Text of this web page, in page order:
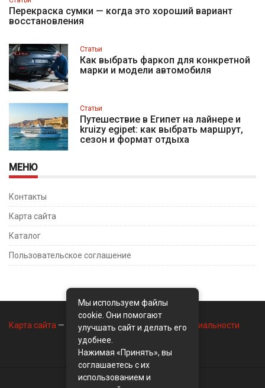
Перекраска сумки — когда это хороший вариант
восстановления
Статьи
Как выбрать фаркоп для конкретной
марки и модели автомобиля
Статьи
Путешествие в Египет на лайнере и
kruizy egipet: как выбрать маршрут,
сезон и формат отдыха
МЕНЮ
Контакты
Карта сайта
Каталог
Пользовательское соглашение
Карта сайта — Контакты— Политика конфиденциальности
Мы используем файлы
cookie. Они помогают
улучшать сайт и делать его
удобнее.
Нажимая «Принять», вы
соглашаетесь с их
использованием и